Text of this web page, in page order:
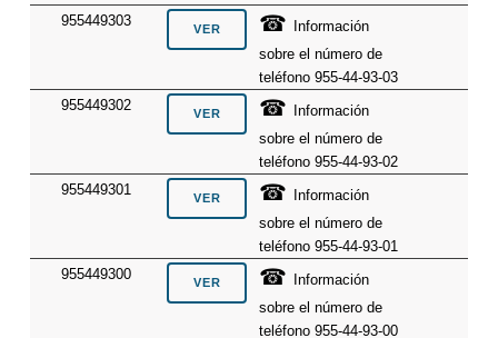
955449303
☎ Información
sobre el número de
teléfono 955-44-93-03
955449302
☎ Información
sobre el número de
teléfono 955-44-93-02
955449301
☎ Información
sobre el número de
teléfono 955-44-93-01
955449300
☎ Información
sobre el número de
teléfono 955-44-93-00